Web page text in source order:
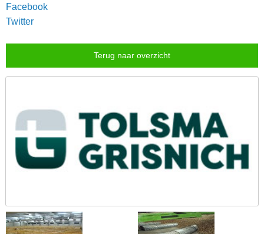
Facebook
Twitter
Terug naar overzicht